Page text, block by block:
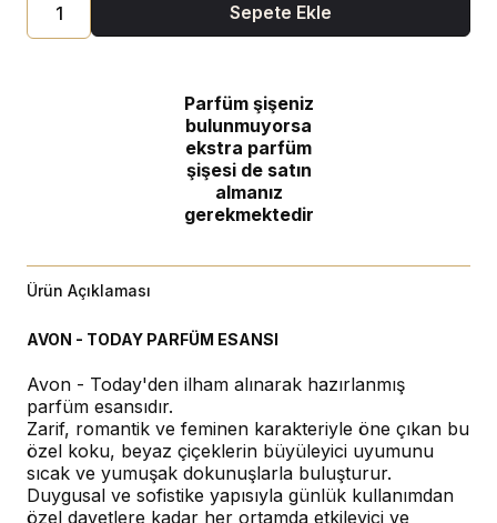
Sepete Ekle
Parfüm şişeniz
bulunmuyorsa
ekstra parfüm
şişesi de satın
almanız
gerekmektedir
Ürün Açıklaması
AVON - TODAY PARFÜM ESANSI
Avon - Today'den ilham alınarak hazırlanmış
parfüm esansıdır.
Zarif, romantik ve feminen karakteriyle öne çıkan bu
özel koku, beyaz çiçeklerin büyüleyici uyumunu
sıcak ve yumuşak dokunuşlarla buluşturur.
Duygusal ve sofistike yapısıyla günlük kullanımdan
özel davetlere kadar her ortamda etkileyici ve